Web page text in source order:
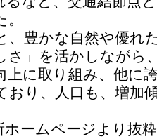
、豊かな自然や優れ
さ」を活かしながら
上に取り組み、他に
おり、人口も、増加
ームページより抜粋